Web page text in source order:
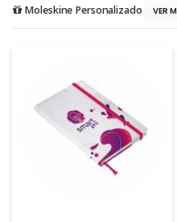
Moleskine Personalizado VER